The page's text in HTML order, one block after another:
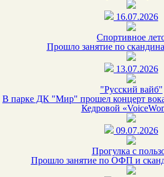
16.07.2026
Спортивное
Прошло занятие по
13.07.2026
"Русский вайб"
В парке ДК "Мир" прошел концерт
Кедровой
09.07.2026
Прогулка с
Прошло занятие по ОФП и